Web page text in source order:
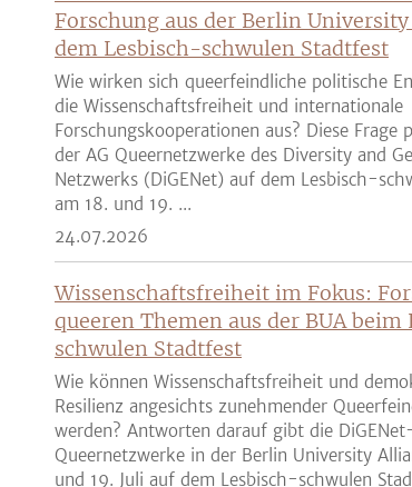
Forschung aus der Berlin
dem Lesbisch-schwulen Stadtfest
Wie wirken sich queerfeindliche politische
die Wissenschaftsfreiheit und internationale
Forschungskooperationen aus? Diese
der AG Queernetzwerke des Diversity and
Netzwerks (DiGENet) auf dem Lesbisch-
am 18. und 19. ...
24.07.2026
Wissenschaftsfreiheit im Fokus:
queeren Themen aus der BUA beim
schwulen Stadtfest
Wie können Wissenschaftsfreiheit und
Resilienz angesichts zunehmender
werden? Antworten darauf gibt die
Queernetzwerke in der Berlin University
und 19. Juli auf dem Lesbisch-schwulen